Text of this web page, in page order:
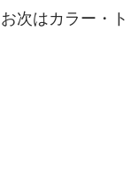
お次はカラー・